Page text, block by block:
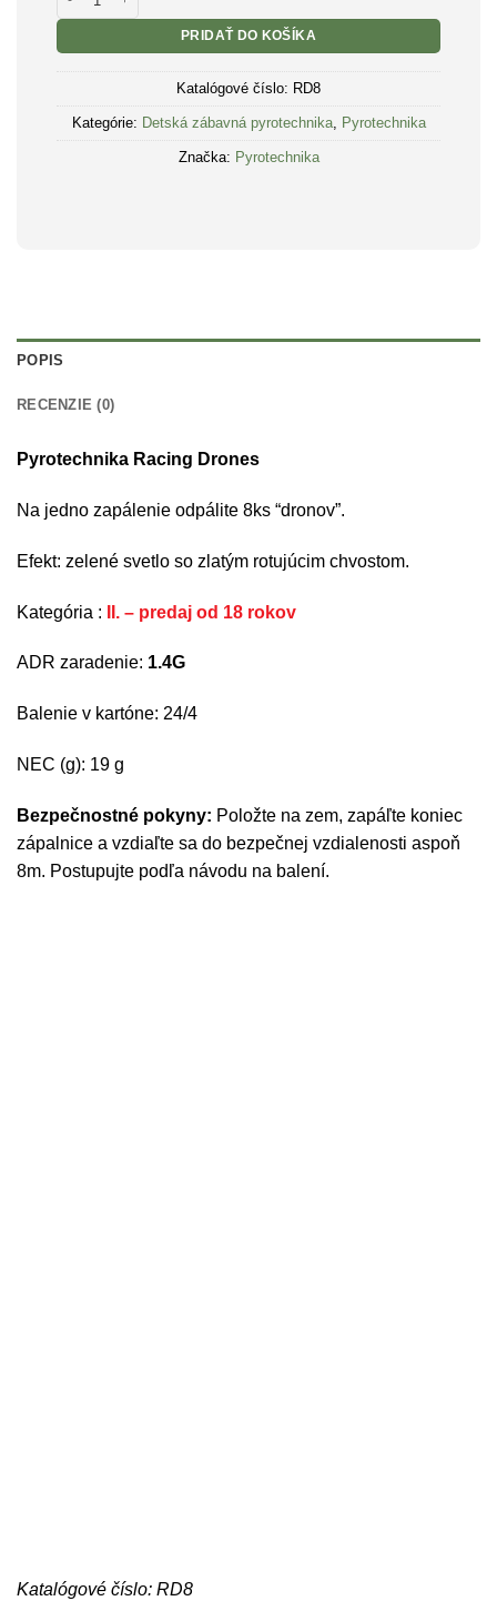
PRIDAŤ DO KOŠÍKA
Katalógové číslo: RD8
Kategórie: Detská zábavná pyrotechnika, Pyrotechnika
Značka: Pyrotechnika
POPIS
RECENZIE (0)
Pyrotechnika Racing Drones
Na jedno zapálenie odpálite 8ks “dronov”.
Efekt: zelené svetlo so zlatým rotujúcim chvostom.
Kategória : II. – predaj od 18 rokov
ADR zaradenie: 1.4G
Balenie v kartóne: 24/4
NEC (g): 19 g
Bezpečnostné pokyny: Položte na zem, zapáľte koniec
zápalnice a vzdiaľte sa do bezpečnej vzdialenosti aspoň
8m. Postupujte podľa návodu na balení.
Katalógové číslo: RD8